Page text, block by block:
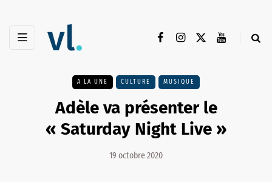
A LA UNE CULTURE MUSIQUE
Adèle va présenter le
« Saturday Night Live »
19 octobre 2020